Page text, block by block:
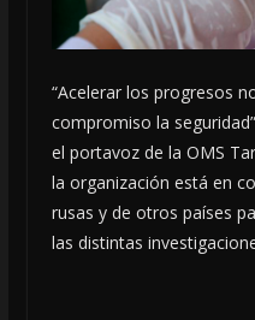
“Acelerar los progresos
compromiso la
el portavoz de la OMS
la organización está en
rusas y de otros países
las distintas